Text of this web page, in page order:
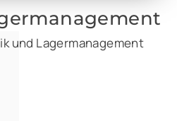
und Lagermanagement